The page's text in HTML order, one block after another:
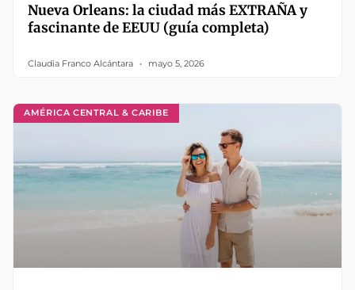
Nueva Orleans: la ciudad más EXTRAÑA y
fascinante de EEUU (guía completa)
Claudia Franco Alcántara mayo 5, 2026
AMÉRICA CENTRAL & CARIBE